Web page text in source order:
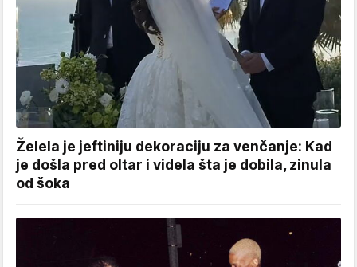
Želela je jeftiniju dekoraciju za venčanje: Kad
je došla pred oltar i videla šta je dobila, zinula
od šoka